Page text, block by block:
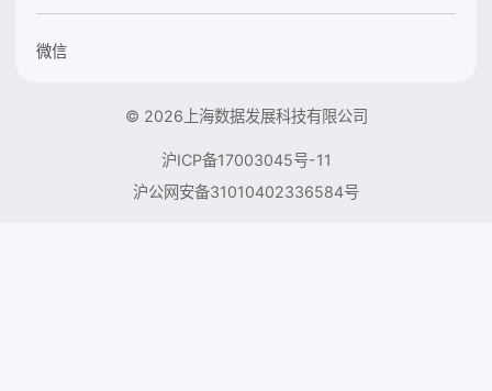
微信
© 2026上海数据发展科技有限公司
沪ICP备17003045号-11
沪公网安备31010402336584号